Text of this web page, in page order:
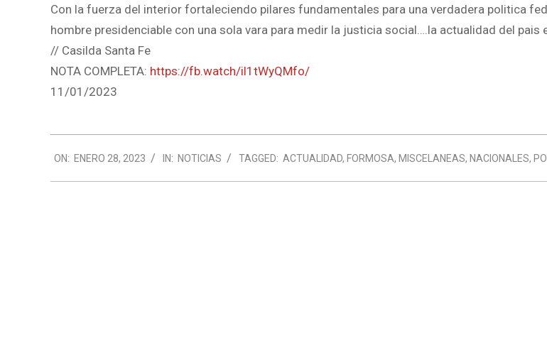
Con la fuerza del interior fortaleciendo pilares fundamentales para una verdadera politica
hombre presidenciable con una sola vara para medir la justicia social….la actualidad del pais
// Casilda Santa Fe
NOTA COMPLETA: https://fb.watch/il1tWyQMfo/
11/01/2023
01-
28
ON: ENERO 28, 2023 IN: NOTICIAS TAGGED: ACTUALIDAD, FORMOSA, MISCELANEAS, NACIONALES,